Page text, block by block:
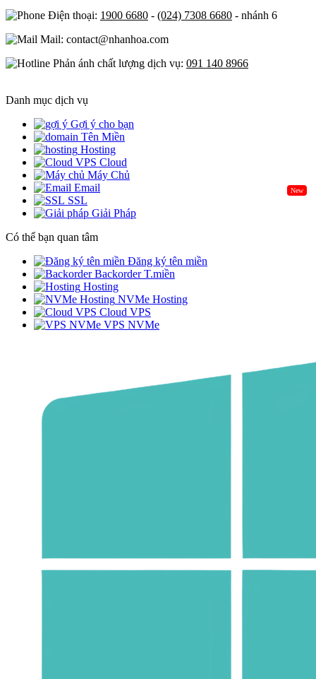
Điện thoại: 1900 6680 - (024) 7308 6680 - nhánh 6
Mail: contact@nhanhoa.com
Phản ánh chất lượng dịch vụ: 091 140 8966
Danh mục dịch vụ
Gợi ý cho bạn
Tên Miền
Hosting
Cloud
Máy Chủ
New
Email
SSL
Giải Pháp
Có thể bạn quan tâm
Đăng ký tên miền
Backorder T.miền
Hosting
NVMe Hosting
Cloud VPS
VPS NVMe